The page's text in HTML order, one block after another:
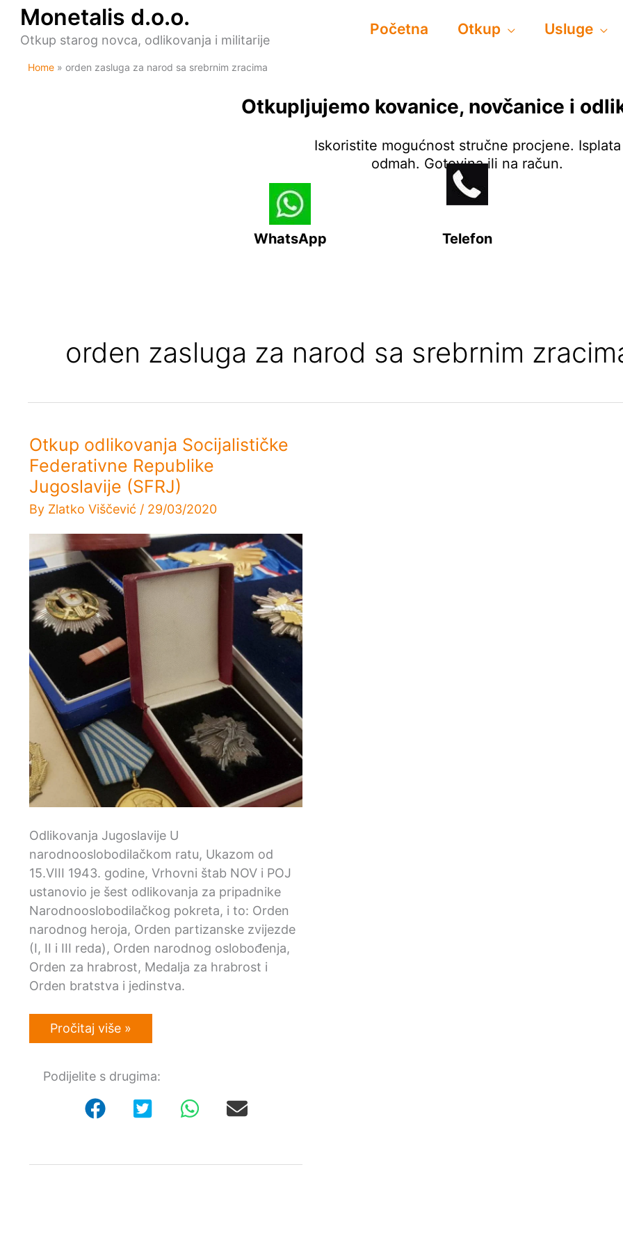
content
Monetalis d.o.o.
Otkup starog novca, odlikovanja i militarije
Početna Otkup Usluge
Home orden zasluga za narod sa srebrnim zracima
Otkupljujemo kovanice, novčanice i
Iskoristite mogućnost stručne procjene. Isplata
odmah. Gotovina ili na račun.
WhatsApp Telefon
orden zasluga za narod sa srebrnim
Otkup odlikovanja Socijalističke
Federativne Republike
Jugoslavije (SFRJ)
By Zlatko Viščević / 29/03/2020
Odlikovanja Jugoslavije U
narodnooslobodilačkom ratu, Ukazom od
15.VIII 1943. godine, Vrhovni štab NOV i POJ
ustanovio je šest odlikovanja za pripadnike
Narodnooslobodilačkog pokreta, i to: Orden
narodnog heroja, Orden partizanske zvijezde
(I, II i III reda), Orden narodnog oslobođenja,
Orden za hrabrost, Medalja za hrabrost i
Orden bratstva i jedinstva.
Otkup
odlikovanja
Republike
(SFRJ)
Pročitaj više »
Podijelite s drugima: